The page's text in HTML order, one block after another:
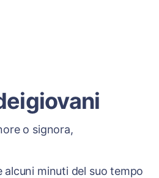
o signora,
alcuni minuti del suo tempo